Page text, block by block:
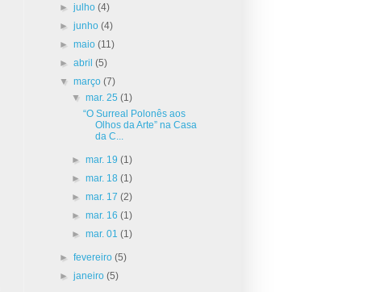
►julho(4)
►junho(4)
►maio(11)
►abril(5)
▼março(7)
▼ mar. 25 (1)
“O Surreal Polonês aos
Olhos da Arte” na Casa
da C...
► mar. 19 (1)
► mar. 18 (1)
► mar. 17 (2)
► mar. 16 (1)
► mar. 01 (1)
►fevereiro(5)
►janeiro(5)